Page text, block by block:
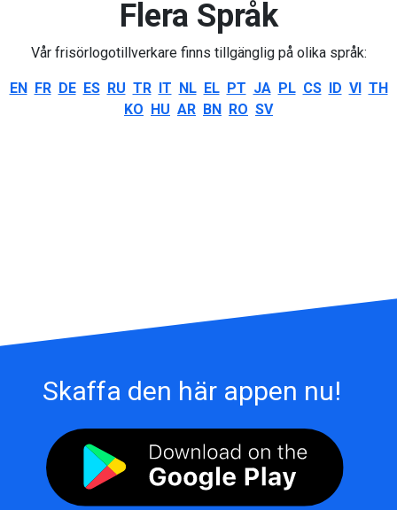
Flera Språk
Vår frisörlogotillverkare finns tillgänglig på olika språk:
EN FR DE ES RU TR IT NL EL PT JA PL CS ID VI TH
KO HU AR BN RO SV
Skaffa den här appen nu!